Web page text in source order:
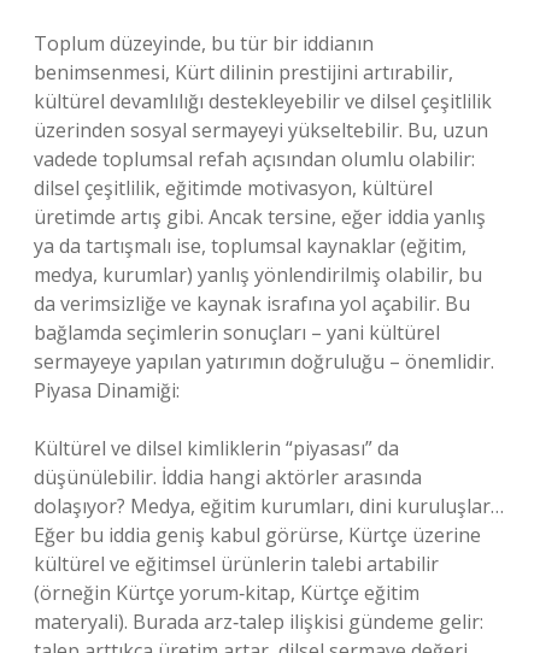
Toplum düzeyinde, bu tür bir iddianın
benimsenmesi, Kürt dilinin prestijini artırabilir,
kültürel devamlılığı destekleyebilir ve dilsel çeşitlilik
üzerinden sosyal sermayeyi yükseltebilir. Bu, uzun
vadede toplumsal refah açısından olumlu olabilir:
dilsel çeşitlilik, eğitimde motivasyon, kültürel
üretimde artış gibi. Ancak tersine, eğer iddia yanlış
ya da tartışmalı ise, toplumsal kaynaklar (eğitim,
medya, kurumlar) yanlış yönlendirilmiş olabilir, bu
da verimsizliğe ve kaynak israfına yol açabilir. Bu
bağlamda seçimlerin sonuçları – yani kültürel
sermayeye yapılan yatırımın doğruluğu – önemlidir.
Piyasa Dinamiği:
Kültürel ve dilsel kimliklerin “piyasası” da
düşünülebilir. İddia hangi aktörler arasında
dolaşıyor? Medya, eğitim kurumları, dini kuruluşlar…
Eğer bu iddia geniş kabul görürse, Kürtçe üzerine
kültürel ve eğitimsel ürünlerin talebi artabilir
(örneğin Kürtçe yorum‑kitap, Kürtçe eğitim
materyali). Burada arz‑talep ilişkisi gündeme gelir: